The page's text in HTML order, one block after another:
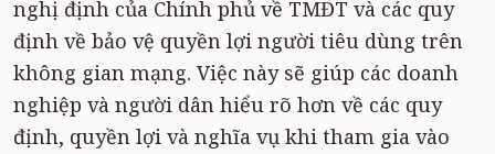
nghị định của Chính phủ về TMĐT và các quy
định về bảo vệ quyền lợi người tiêu dùng trên
không gian mạng. Việc này sẽ giúp các doanh
nghiệp và người dân hiểu rõ hơn về các quy
định, quyền lợi và nghĩa vụ khi tham gia vào